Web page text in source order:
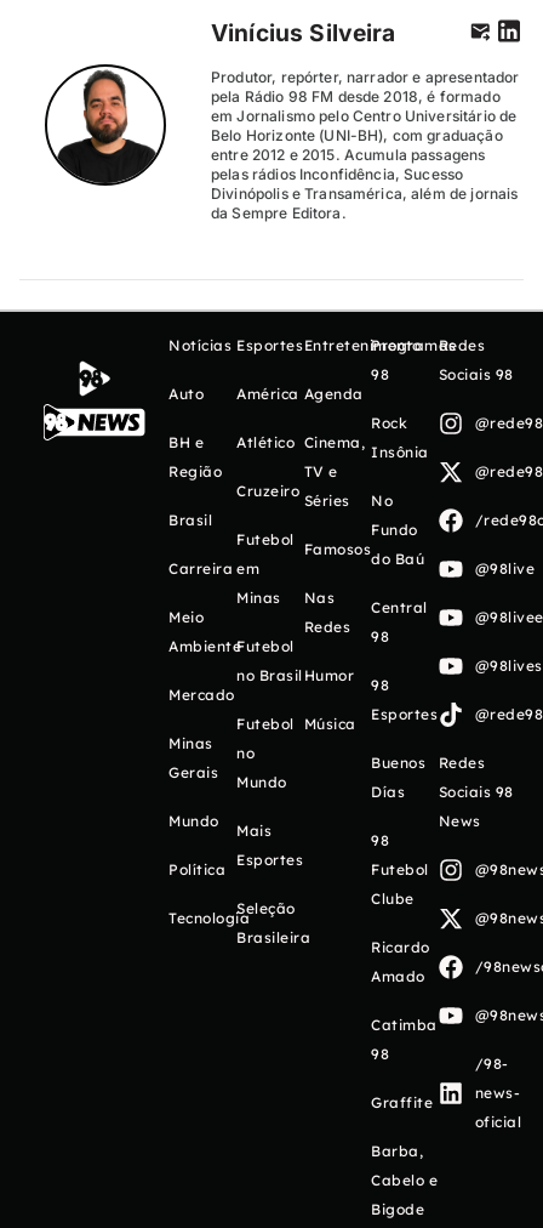
Vinícius Silveira
Produtor, repórter, narrador e apresentador
pela Rádio 98 FM desde 2018, é formado
em Jornalismo pelo Centro Universitário de
Belo Horizonte (UNI-BH), com graduação
entre 2012 e 2015. Acumula passagens
pelas rádios Inconfidência, Sucesso
Divinópolis e Transamérica, além de jornais
da Sempre Editora.
Notícias
Auto
BH e
Região
Brasil
Carreira
Meio
Ambiente
Mercado
Minas
Gerais
Mundo
Política
Tecnologia
Esportes
América
Atlético
Cruzeiro
Futebol
em
Minas
Futebol
no Brasil
Futebol
no
Mundo
Mais
Esportes
Seleção
Brasileira
Entretenimento
Agenda
Cinema,
TV e
Séries
Famosos
Nas
Redes
Humor
Música
Programas
98
Rock
Insônia
No
Fundo
do Baú
Central
98
98
Esportes
Buenos
Días
98
Futebol
Clube
Ricardo
Amado
Catimba
98
Graffite
Barba,
Cabelo e
Bigode
Redes
Sociais 98
/
@98live
Redes
Sociais 98
News
/
/98-
news-
oficial